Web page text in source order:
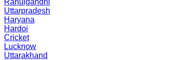
Rahulgandhi
Uttarpradesh
Haryana
Hardoi
Cricket
Lucknow
Uttarakhand